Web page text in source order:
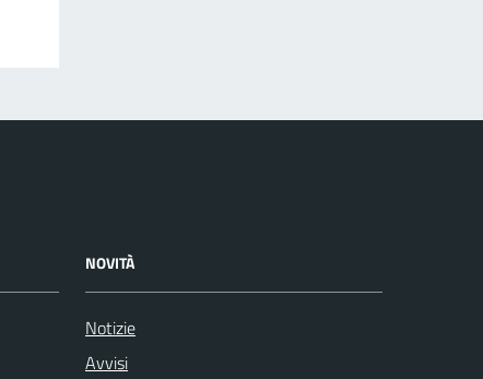
NOVITÀ
Notizie
Avvisi